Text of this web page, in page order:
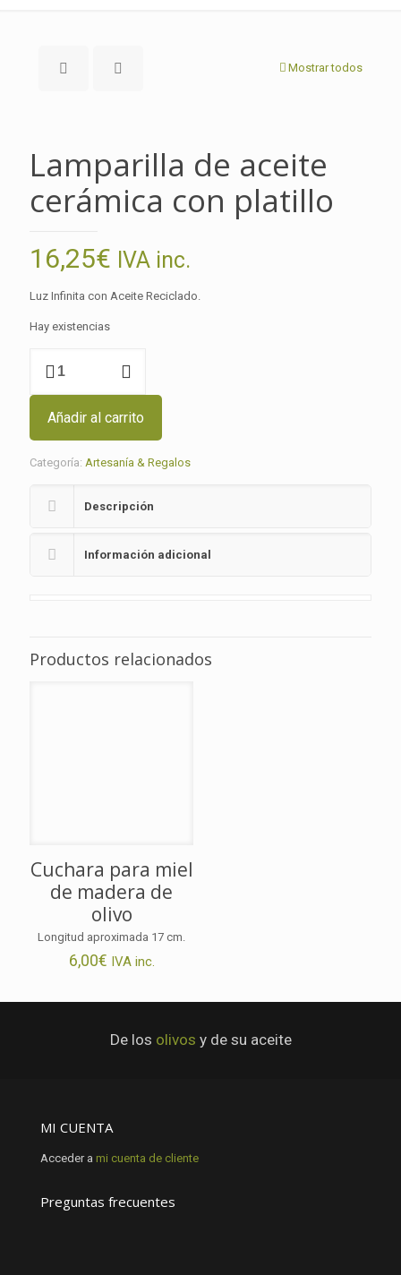
Mostrar todos
Lamparilla de aceite
cerámica con platillo
16,25€ IVA inc.
Luz Infinita con Aceite Reciclado.
Hay existencias
con
platillo
cantidad
Añadir al carrito
Categoría: Artesanía & Regalos
Descripción
Información adicional
Productos relacionados
Cuchara para miel
de madera de
olivo
Longitud aproximada 17 cm.
6,00€ IVA inc.
De los olivos y de su aceite
MI CUENTA
Acceder a mi cuenta de cliente
Preguntas frecuentes